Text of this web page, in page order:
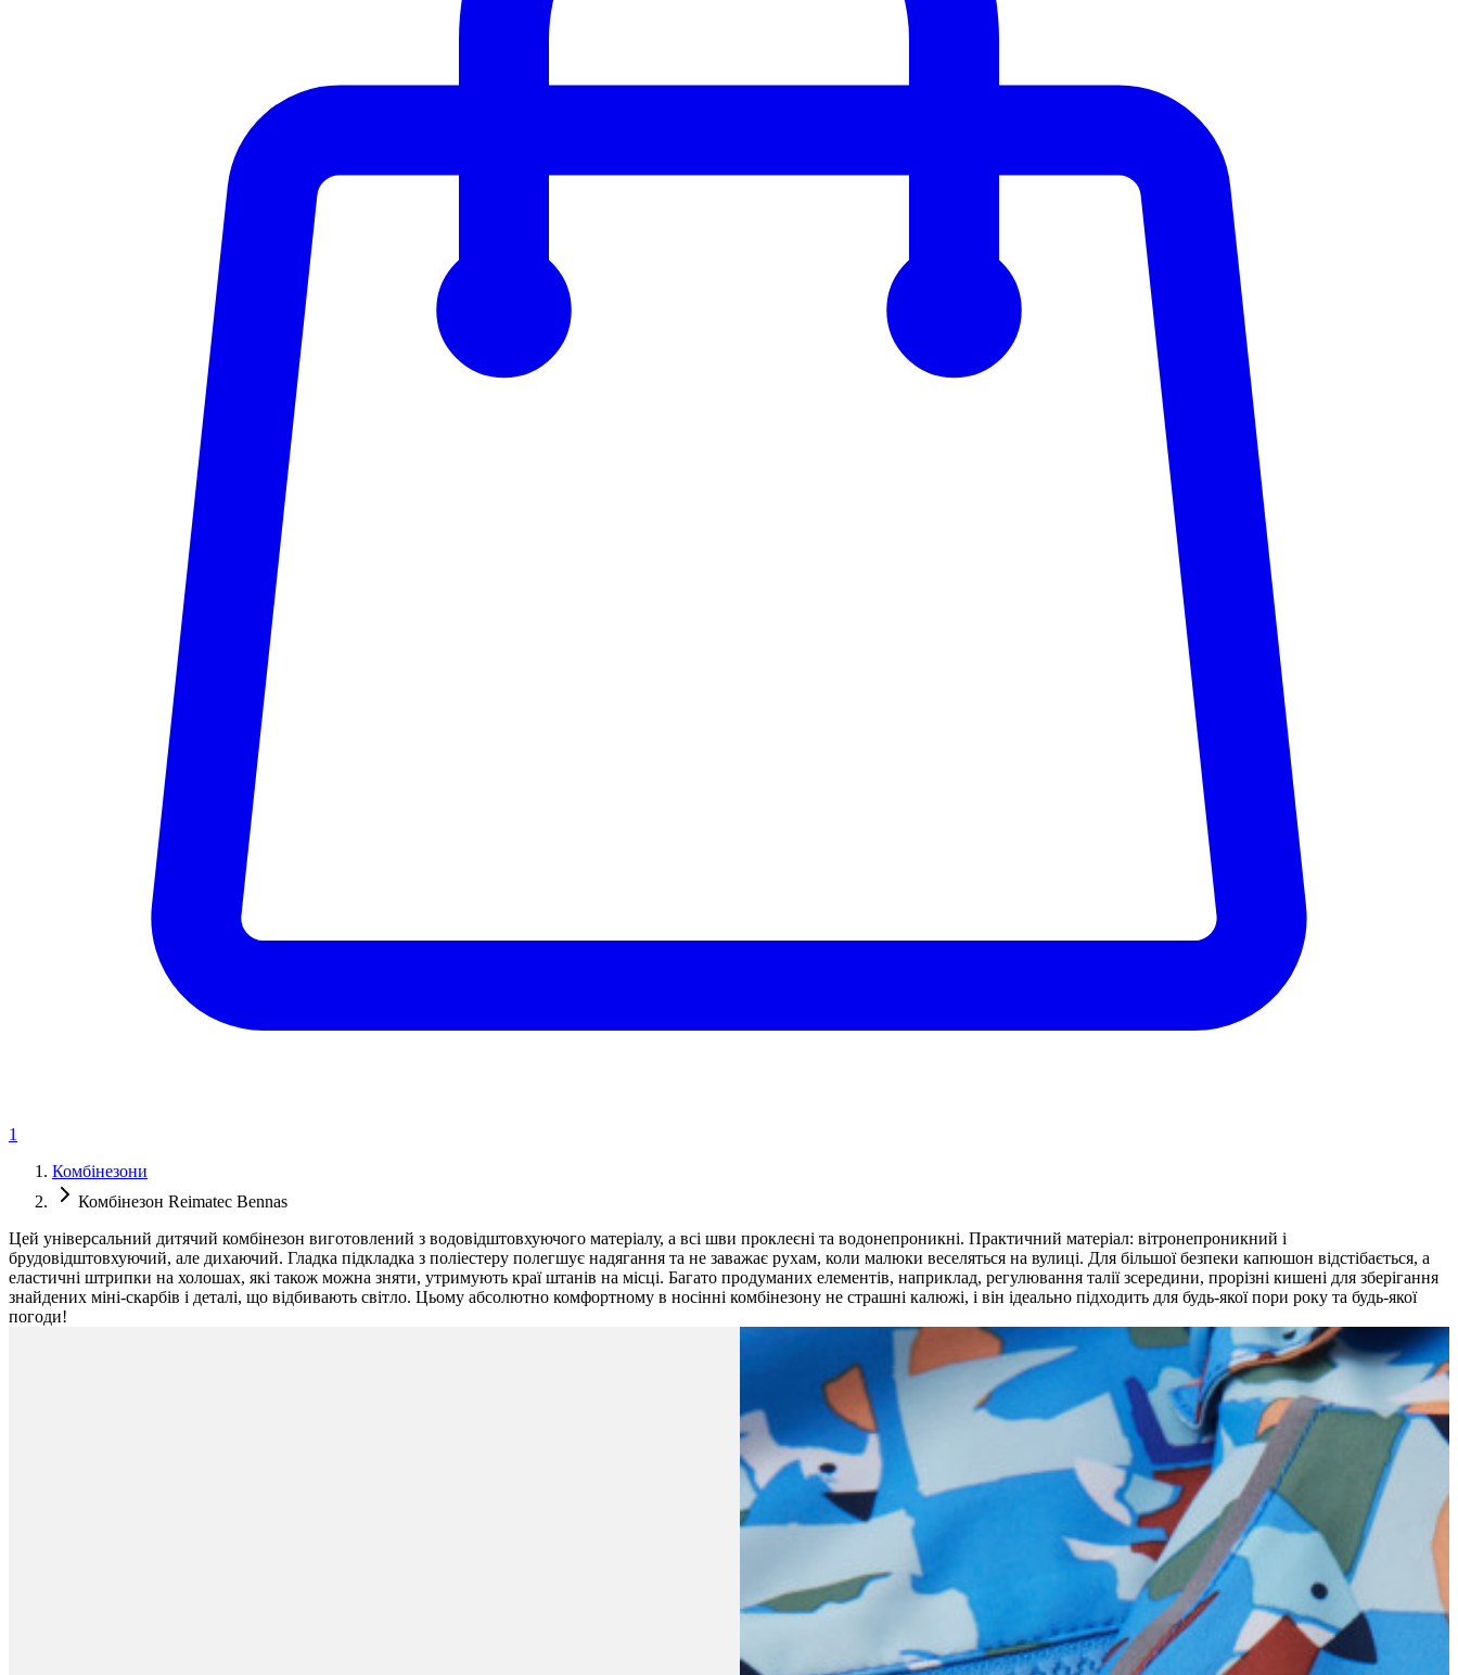
1
Комбінезони
Комбінезон Reimatec Bennas
Цей універсальний дитячий комбінезон виготовлений з водовідштовхуючого матеріалу, а всі шви проклеєні та водонепроникні. Практичний матеріал: вітронепроникний і
брудовідштовхуючий, але дихаючий. Гладка підкладка з поліестеру полегшує надягання та не заважає рухам, коли малюки веселяться на вулиці. Для більшої безпеки капюшон відстібається, а
еластичні штрипки на холошах, які також можна зняти, утримують краї штанів на місці. Багато продуманих елементів, наприклад, регулювання талії зсередини, прорізні кишені для зберігання
знайдених міні-скарбів і деталі, що відбивають світло. Цьому абсолютно комфортному в носінні комбінезону не страшні калюжі, і він ідеально підходить для будь-якої пори року та будь-якої
погоди!